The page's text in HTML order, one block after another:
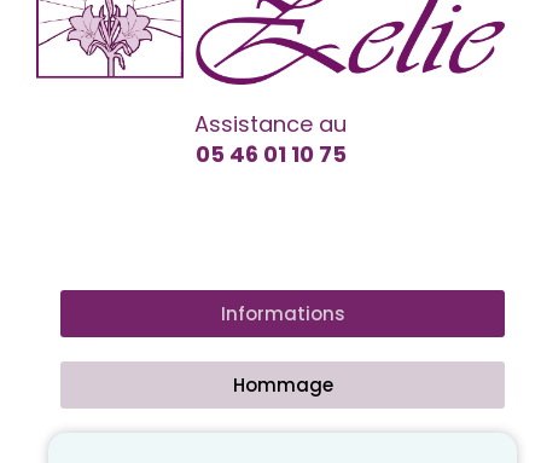
Assistance au
05 46 01 10 75
Informations
Hommage